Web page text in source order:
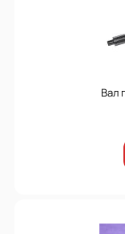
Вал